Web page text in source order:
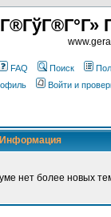
FAQ Поиск
Войти и
Информация
нет более новых